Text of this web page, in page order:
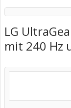
LG
mit 240 Hz